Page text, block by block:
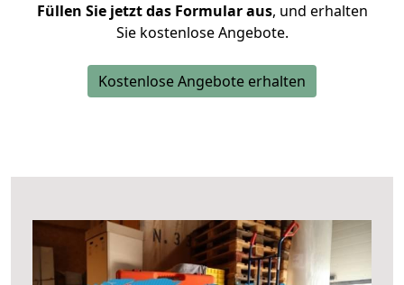
Füllen Sie jetzt das Formular aus, und erhalten
Sie kostenlose Angebote.
Kostenlose Angebote erhalten